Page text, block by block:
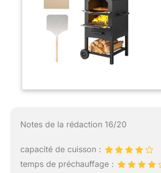
Notes de la rédaction 16/20
capacité de cuisson :
temps de préchauffage :